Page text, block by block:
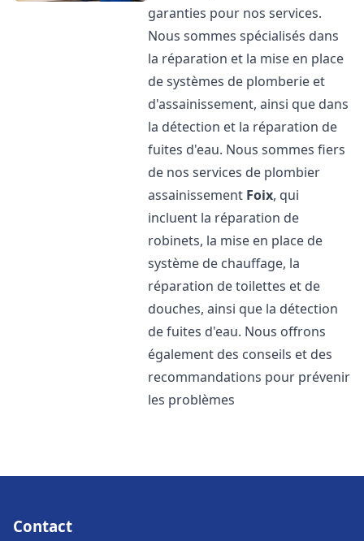
garanties pour nos services.
Nous sommes spécialisés dans
la réparation et la mise en place
de systèmes de plomberie et
d'assainissement, ainsi que dans
la détection et la réparation de
fuites d'eau. Nous sommes fiers
de nos services de plombier
assainissement Foix, qui
incluent la réparation de
robinets, la mise en place de
système de chauffage, la
réparation de toilettes et de
douches, ainsi que la détection
de fuites d'eau. Nous offrons
également des conseils et des
recommandations pour prévenir
les problèmes
Contact